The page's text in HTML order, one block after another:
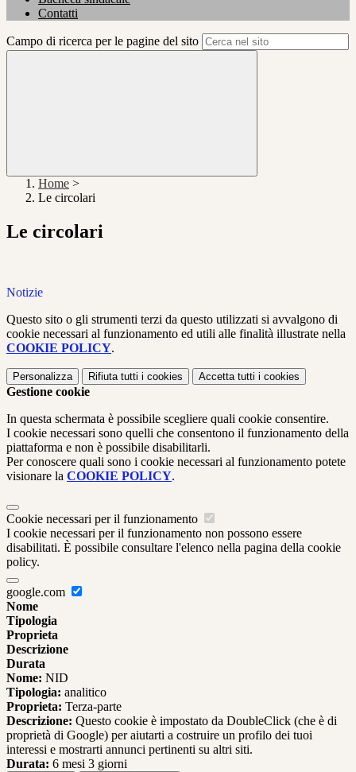
Contatti
Campo di ricerca per le pagine del sito
Home >
Le circolari
Le circolari
Notizie
Questo sito o gli strumenti terzi da questo utilizzati si avvalgono di
cookie necessari al funzionamento ed utili alle finalità illustrate nella
COOKIE POLICY.
Personalizza Rifiuta tutti i cookies Accetta tutti i cookies
Gestione cookie
In questa schermata è possibile scegliere quali cookie consentire.
I cookie necessari sono quelli che consentono il funzionamento della
piattaforma e non è possibile disabilitarli.
Per conoscere quali sono i cookie necessari al funzionamento potete
visionare la COOKIE POLICY.
Cookie necessari per il funzionamento
I cookie necessari per il funzionamento non possono essere
disabilitati. È possibile consultare l'elenco nella pagina della cookie
policy.
google.com
Nome
Tipologia
Proprieta
Descrizione
Durata
Nome: NID
Tipologia: analitico
Proprieta: Terza-parte
Descrizione: Questo cookie è impostato da DoubleClick (che è di
proprietà di Google) per aiutarti a costruire un profilo dei tuoi
interessi e mostrarti annunci pertinenti su altri siti.
Durata: 6 mesi 3 giorni